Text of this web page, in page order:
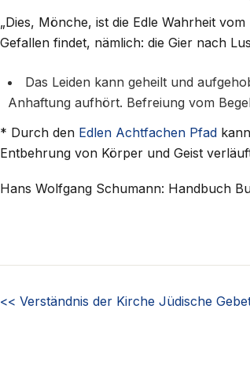
„Dies, Mönche, ist die Edle Wahrheit
Gefallen findet, nämlich: die Gier nach
Das Leiden kann geheilt und
Anhaftung aufhört. Befreiung vom
* Durch den Edlen Achtfachen Pfad
Entbehrung von Körper und Geist
Hans Wolfgang Schumann: Handbuch
<< Verständnis der Kirche Jüdische